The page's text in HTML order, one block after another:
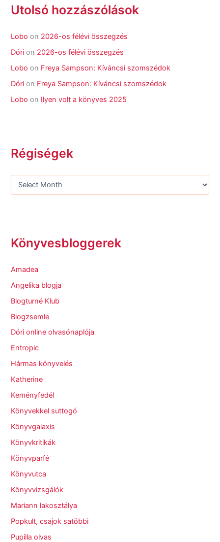
Utolsó hozzászólások
Lobo on 2026-os félévi összegzés
Dóri on 2026-os félévi összegzés
Lobo on Freya Sampson: Kíváncsi szomszédok
Dóri on Freya Sampson: Kíváncsi szomszédok
Lobo on Ilyen volt a könyves 2025
Régiségek
Könyvesbloggerek
Amadea
Angelika blogja
Blogturné Klub
Blogzsemle
Dóri online olvasónaplója
Entropic
Hármas könyvelés
Katherine
Keményfedél
Könyvekkel suttogó
Könyvgalaxis
Könyvkritikák
Könyvparfé
Könyvutca
Könyvvizsgálók
Mariann lakosztálya
Popkult, csajok satöbbi
Pupilla olvas